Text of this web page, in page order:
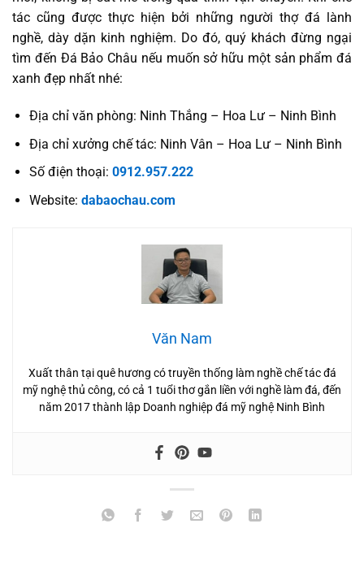
tác cũng được thực hiện bởi những người thợ đá lành
nghề, dày dặn kinh nghiệm. Do đó, quý khách đừng ngại
tìm đến Đá Bảo Châu nếu muốn sở hữu một sản phẩm đá
xanh đẹp nhất nhé:
Địa chỉ văn phòng: Ninh Thắng – Hoa Lư – Ninh Bình
Địa chỉ xưởng chế tác: Ninh Vân – Hoa Lư – Ninh Bình
Số điện thoại: 0912.957.222
Website: dabaochau.com
Văn Nam
Xuất thân tại quê hương có truyền thống làm nghề chế tác đá
mỹ nghệ thủ công, có cả 1 tuổi thơ gắn liền với nghề làm đá, đến
năm 2017 thành lập Doanh nghiệp đá mỹ nghệ Ninh Bình